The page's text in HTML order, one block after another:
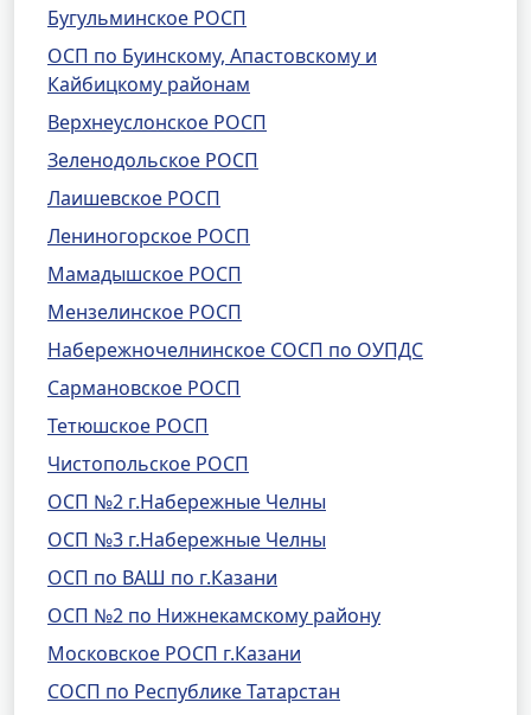
Бугульминское РОСП
ОСП по Буинскому, Апастовскому и
Кайбицкому районам
Верхнеуслонское РОСП
Зеленодольское РОСП
Лаишевское РОСП
Лениногорское РОСП
Мамадышское РОСП
Мензелинское РОСП
Набережночелнинское СОСП по ОУПДС
Сармановское РОСП
Тетюшское РОСП
Чистопольское РОСП
ОСП №2 г.Набережные Челны
ОСП №3 г.Набережные Челны
ОСП по ВАШ по г.Казани
ОСП №2 по Нижнекамскому району
Московское РОСП г.Казани
СОСП по Республике Татарстан